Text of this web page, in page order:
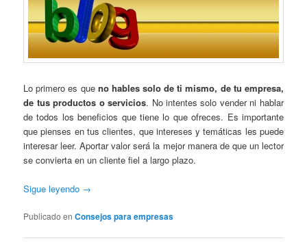
Lo primero es que no hables solo de ti mismo, de tu empresa,
de tus productos o servicios. No intentes solo vender ni hablar
de todos los beneficios que tiene lo que ofreces. Es importante
que pienses en tus clientes, que intereses y temáticas les puede
interesar leer. Aportar valor será la mejor manera de que un lector
se convierta en un cliente fiel a largo plazo.
Sigue leyendo →
Publicado en Consejos para empresas